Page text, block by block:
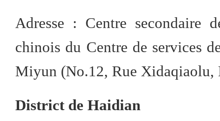
Adresse : Centre secondaire
chinois du Centre de services
Miyun (No.12, Rue
District de Haidian